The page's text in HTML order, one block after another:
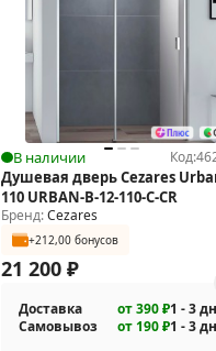
В наличии Код:
Душевая дверь Cezares
110 URBAN-B-12-110-C-CR
Бренд:Cezares
+212,00 бонусов
21 200 ₽
Доставка от 390 ₽1 - 3
Самовывоз
от 190 ₽1 - 3